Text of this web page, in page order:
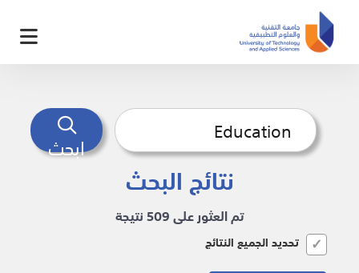
ابحث
نتائج البحث
تم العثور على 509 نتيجة
تحديد الجميع النتائج